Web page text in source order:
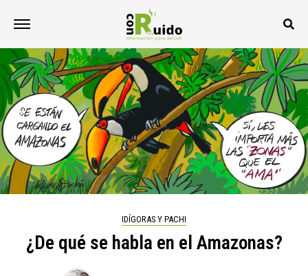
IDÍGORAS Y PACHI
¿De qué se habla en el Amazonas?